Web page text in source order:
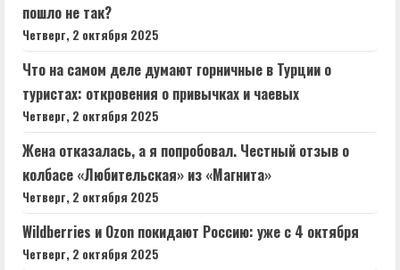
пошло не так?
Четверг, 2 октября 2025
Что на самом деле думают горничные в Турции о
туристах: откровения о привычках и чаевых
Четверг, 2 октября 2025
Жена отказалась, а я попробовал. Честный отзыв о
колбасе «Любительская» из «Магнита»
Четверг, 2 октября 2025
Wildberries и Ozon покидают Россию: уже с 4 октября
Четверг, 2 октября 2025